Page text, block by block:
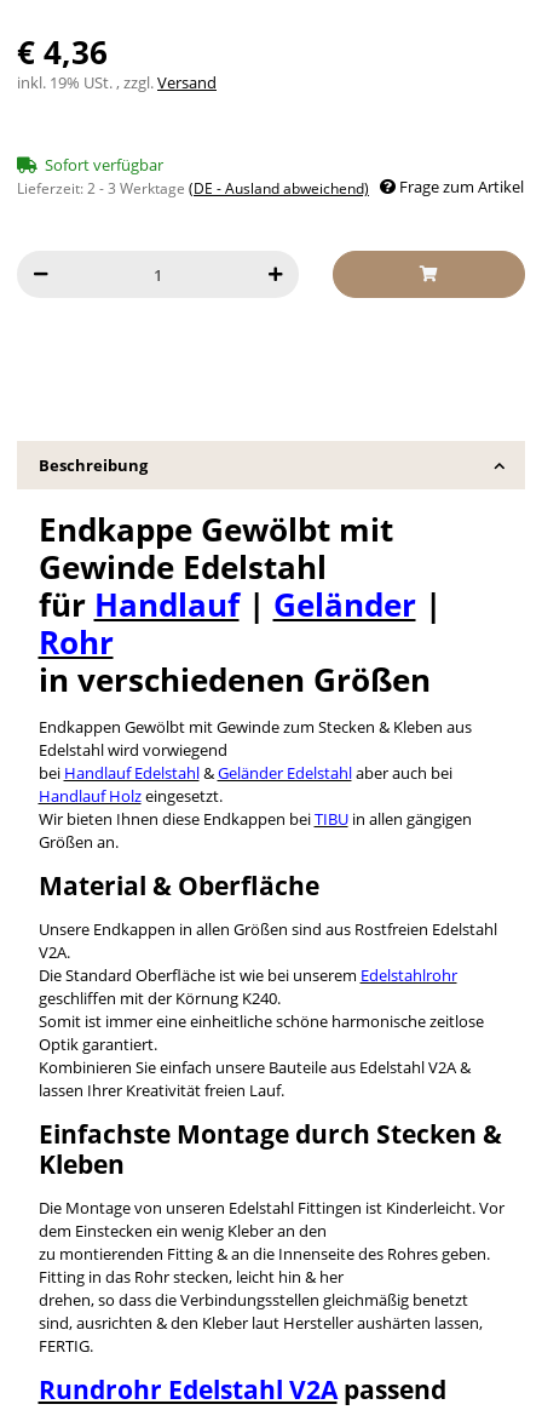
€ 4,36
inkl. 19% USt. , zzgl.Versand
Sofort verfügbar
Lieferzeit:2 - 3 Werktage (DE - Ausland abweichend) Frage zum Artikel
Beschreibung
Endkappe Gewölbt mit
Gewinde Edelstahl
für Handlauf| Geländer|
Rohr
in verschiedenen Größen
Endkappen Gewölbt mit Gewinde zum Stecken & Kleben aus
Edelstahl wird vorwiegend
bei Handlauf Edelstahl&Geländer Edelstahlaber auch bei
Handlauf Holzeingesetzt.
Wir bieten Ihnen diese Endkappen beiTIBUin allen gängigen
Größen an.
Material & Oberfläche
Unsere Endkappen in allen Größen sind aus Rostfreien Edelstahl
V2A.
Die Standard Oberfläche ist wie bei unserem Edelstahlrohr
geschliffen mit der Körnung K240.
Somit ist immer eine einheitliche schöne harmonische zeitlose
Optik garantiert.
Kombinieren Sie einfach unsere Bauteile aus Edelstahl V2A &
lassen Ihrer Kreativität freien Lauf.
Einfachste Montage durch Stecken &
Kleben
Die Montage von unseren Edelstahl Fittingen ist Kinderleicht. Vor
dem Einstecken ein wenig Kleber an den
zu montierenden Fitting & an die Innenseite des Rohres geben.
Fitting in das Rohr stecken, leicht hin & her
drehen, so dass die Verbindungsstellen gleichmäßig benetzt
sind, ausrichten & den Kleber laut Hersteller aushärten lassen,
FERTIG.
Rundrohr Edelstahl V2Apassend